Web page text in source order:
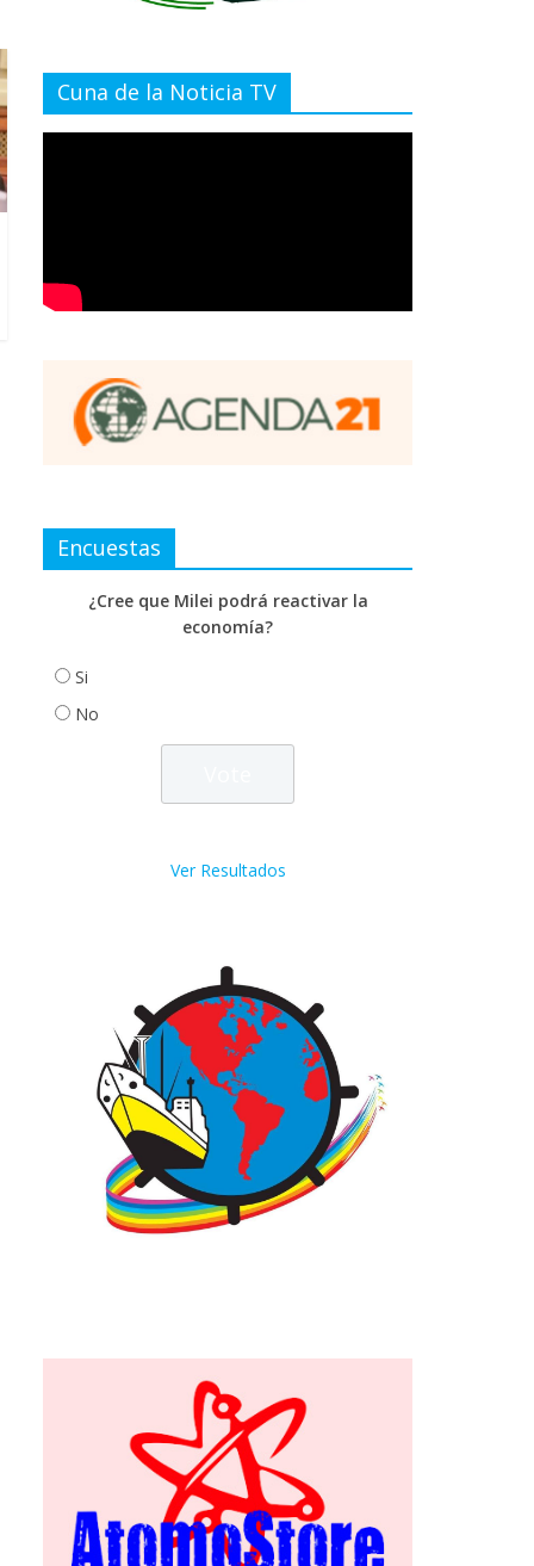
Cuna de la Noticia TV
Encuestas
¿Cree que Milei podrá reactivar la
economía?
Si
No
Ver Resultados